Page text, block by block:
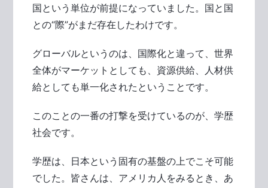
国という単位が前提になっていました。国と国
との“際”がまだ存在したわけです。
グローバルというのは、国際化と違って、世界
全体がマーケットとしても、資源供給、人材供
給としても単一化されたということです。
このことの一番の打撃を受けているのが、学歴
社会です。
学歴は、日本という固有の基盤の上でこそ可能
でした。皆さんは、アメリカ人をみるとき、あ